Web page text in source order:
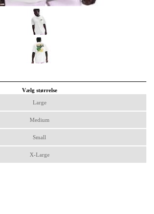
Vælg størrelse
Large
Medium
Small
X-Large